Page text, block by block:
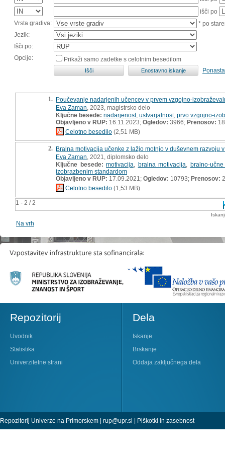
išči po
Vrsta gradiva:
* po
Jezik:
Išči po:
Opcije:
Prikaži samo zadetke s celotnim besedilom
1 - 2 / 2
1. Poučevanje nadarjenih učencev v prvem vzgojno-
Eva Zaman , 2023, magistrsko delo
Ključne besede: nadarjenost, ustvarjalnost, prvo vzgojno-
Objavljeno v RUP: 16.11.2023; Ogledov: 3966; Prenosov:
Celotno besedilo (2,51 MB)
2. Bralna motivacija učenke z lažjo motnjo v duševnem
Eva Zaman , 2021, diplomsko delo
Ključne besede: motivacija bralna motivacija
bralno-
izobrazbenim standardom
Objavljeno v RUP: 17.09.2021; Ogledov: 10793; Prenosov:
Celotno besedilo (1,53 MB)
Na vrh
Repozitorij
Uvodnik
Statistika
Univerzitetne strani
Dela
Iskanje
Brskanje
Oddaja zaključnega dela
Repozitorij Univerze na Primorskem | rup@upr.si | Piškotki in zasebnost